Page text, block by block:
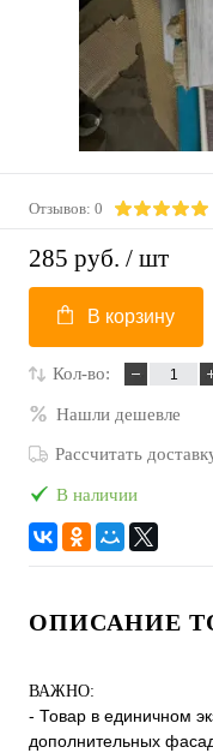
Отзывов: 0
285 руб. / шт
В корзину
Кол-во:
Нашли дешевле
Рассчитать
В наличии
ОПИСАНИЕ
ВАЖНО:
- Товар в единичном
дополнительных